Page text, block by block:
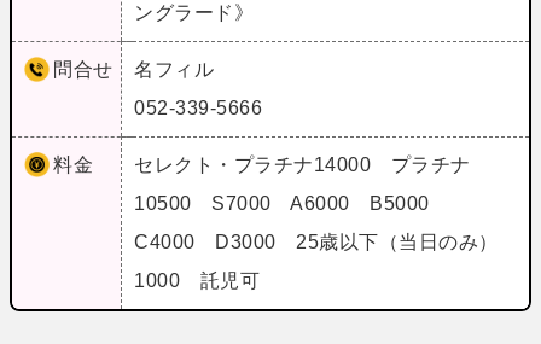
ングラード》
問合せ
名フィル
052-339-5666
料金
セレクト・プラチナ14000 プラチナ
10500 S7000 A6000 B5000
C4000 D3000 25歳以下（当日のみ）
1000 託児可